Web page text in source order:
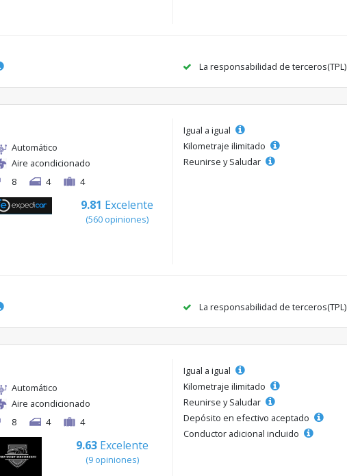
La responsabilidad de terceros(TPL)
Automático
Aire acondicionado
8
4 4
9.81 Excelente
(560 opiniones)
Igual a igual
Kilometraje ilimitado
Reunirse y Saludar
La responsabilidad de terceros(TPL)
Automático
Aire acondicionado
8
4 4
9.63 Excelente
(9 opiniones)
Igual a igual
Kilometraje ilimitado
Reunirse y Saludar
Depósito en efectivo aceptado
Conductor adicional incluido